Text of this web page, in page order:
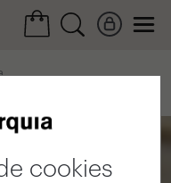
cookies